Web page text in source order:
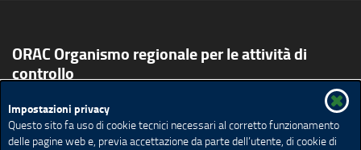
Impostazioni privacy
Questo sito fa uso di cookie tecnici necessari al corretto funzionamento
delle pagine web e, previa accettazione da parte dell’utente, di cookie di
ORAC Organismo regionale per le attività di
controllo
Cos'è ORAC Attività
Piani annuali
Raccomandazioni
Segnalazioni
Accesso agli atti